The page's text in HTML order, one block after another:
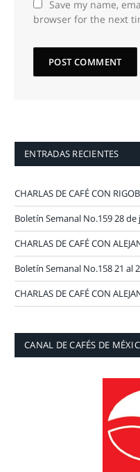
Save my name,
browser for the next
ENTRADAS RECIENTES
CHARLAS DE CAFÉ CON
Boletín Semanal No.159 28
CHARLAS DE CAFÉ CON
Boletín Semanal No.158 21 al
CHARLAS DE CAFÉ CON
CANAL DE CAFÉS DE